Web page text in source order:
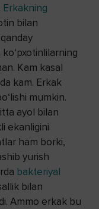
Erkakning
bilan
Kam kasal
kam. Erkak
mumkin.
ayol bilan
ekanligini
ham borki,
yurish
bakteriyal
bilan
Ammo erkak bu